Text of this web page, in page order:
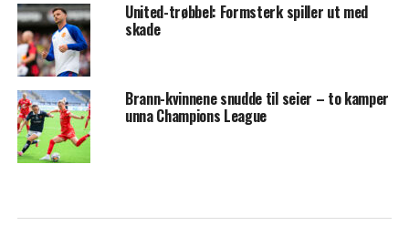
United-trøbbel: Formsterk spiller ut med
skade
Brann-kvinnene snudde til seier – to kamper
unna Champions League